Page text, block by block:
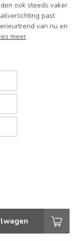
ook steeds vaker
past
van nu en
meer.